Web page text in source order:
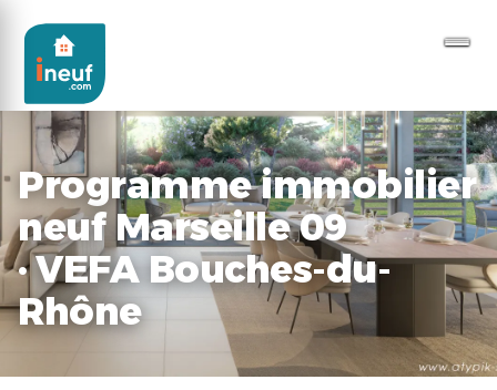
Programme immobilier
neuf Marseille 09
· VEFA Bouches-du-
Rhône